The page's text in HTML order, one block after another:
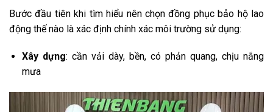
Bước đầu tiên khi tìm hiểu nên chọn đồng phục bảo hộ lao
động thế nào là xác định chính xác môi trường sử dụng:
Xây dựng: cần vải dày, bền, có phản quang, chịu nắng
mưa